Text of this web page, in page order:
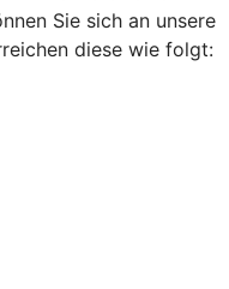
Sie sich an unsere
diese wie folgt: